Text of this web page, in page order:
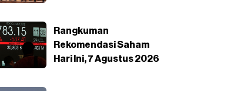
Rangkuman
Rekomendasi Saham
Hari Ini, 7 Agustus 2026